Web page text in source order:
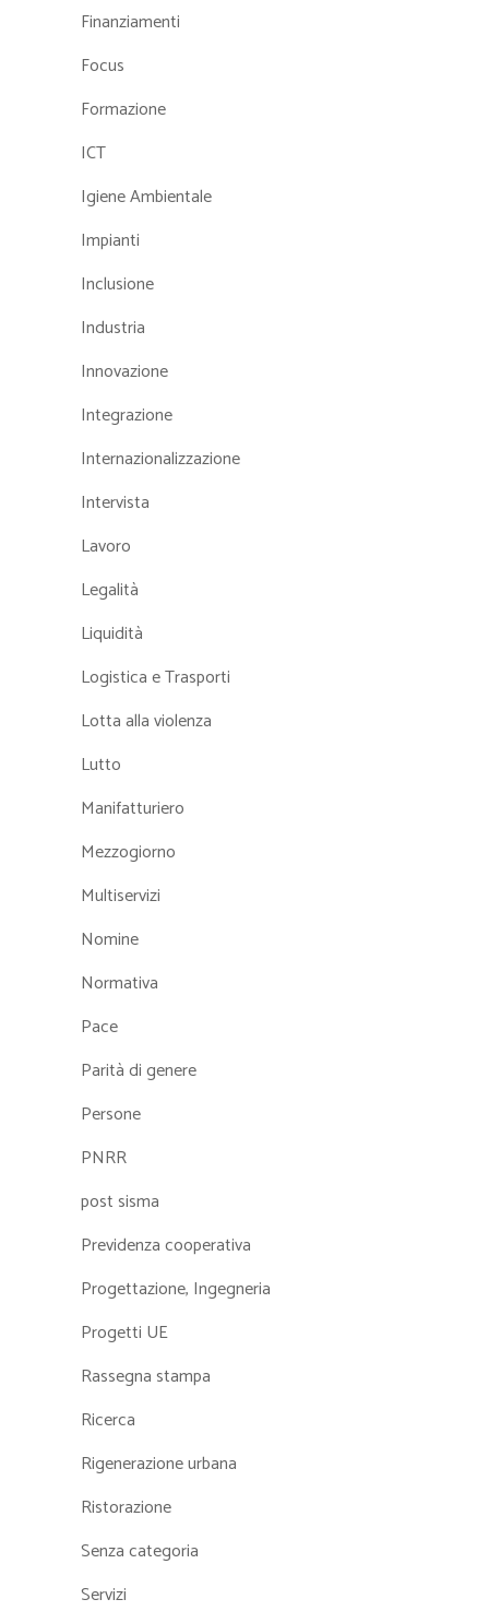
Finanziamenti
Focus
Formazione
ICT
Igiene Ambientale
Impianti
Inclusione
Industria
Innovazione
Integrazione
Internazionalizzazione
Intervista
Lavoro
Legalità
Liquidità
Logistica e Trasporti
Lotta alla violenza
Lutto
Manifatturiero
Mezzogiorno
Multiservizi
Nomine
Normativa
Pace
Parità di genere
Persone
PNRR
post sisma
Previdenza cooperativa
Progettazione, Ingegneria
Progetti UE
Rassegna stampa
Ricerca
Rigenerazione urbana
Ristorazione
Senza categoria
Servizi